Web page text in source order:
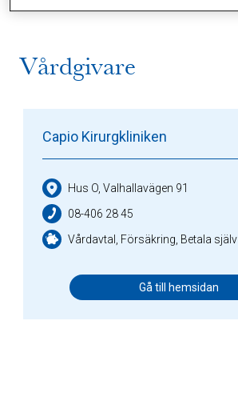
Vårdgivare
Capio Kirurgkliniken
Hus O, Valhallavägen 91
08-406 28 45
Vårdavtal, Försäkring, Betala själv
Gå till hemsidan